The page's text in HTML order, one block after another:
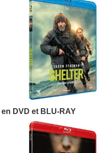
DVD et BLU-RAY